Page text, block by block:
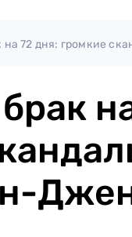
на 72 дня: громкие